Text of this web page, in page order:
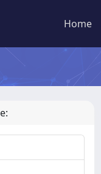
Home